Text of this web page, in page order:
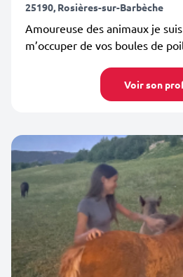
25190, Rosières-sur-Barbèche
Amoureuse des animaux je
m’occuper de vos boules de
Voir son